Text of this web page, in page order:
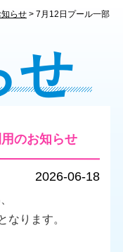
知らせ> 7月12日プール一部
せ
のお知らせ
2026-06-18
なります。